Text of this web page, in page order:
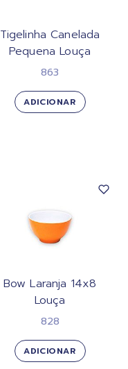
Tigelinha Canelada
Pequena Louça
863
ADICIONAR
Bow Laranja 14x8
Louça
828
ADICIONAR